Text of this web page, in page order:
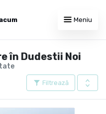
Meniu
în Dudestii Noi
Filtrează